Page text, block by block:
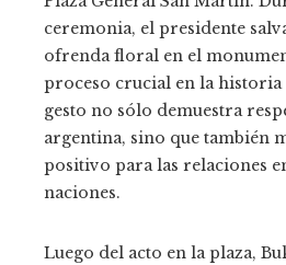
ceremonia, el presidente
ofrenda floral en el
proceso crucial en la historia
gesto no sólo demuestra
argentina, sino que también
positivo para las relaciones
naciones.
Luego del acto en la plaza,